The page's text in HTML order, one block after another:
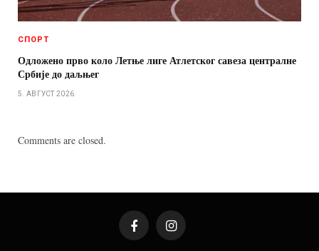
СПОРТ
Одложено прво коло Летње лиге Атлетског савеза централне
Србије до даљњег
5. АВГУСТ 2026.
Comments are closed.
FacebookInstagram